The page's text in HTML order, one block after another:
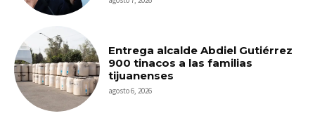
Entrega alcalde Abdiel Gutiérrez
900 tinacos a las familias
tijuanenses
agosto 6, 2026